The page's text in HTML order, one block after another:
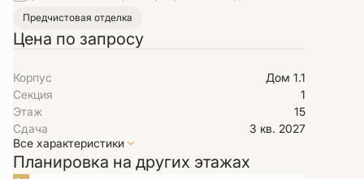
Предчистовая отделка
Цена по запросу
Корпус
Дом 1.1
Секция
1
Этаж
15
Сдача
3 кв. 2027
Все характеристики
Планировка на других этажах